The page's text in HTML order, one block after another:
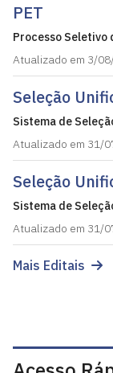
PET
Processo Seletivo
Atualizado em 3/
Seleção
Sistema de
Atualizado em 31/
Seleção
Sistema de
Atualizado em 31/
Mais Editais